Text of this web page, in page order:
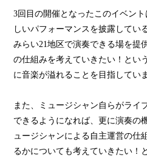
3回目の開催となったこのイベン
しいパフォーマンスを披露してい
みらい21地区で演奏できる場を提
の仕組みを考えていきたい！とい
に音楽が溢れることを目指してい
また、ミュージシャン自らがライ
できるようになれば、更に演奏の
ュージシャンによる自主運営の仕
るかについても考えていきたい！